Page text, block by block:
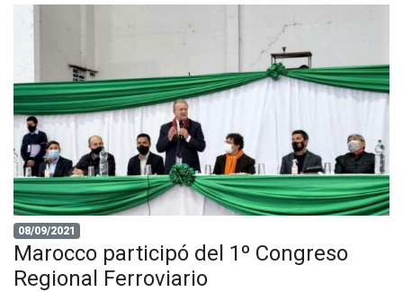
08/09/2021
Marocco participó del 1º Congreso
Regional Ferroviario